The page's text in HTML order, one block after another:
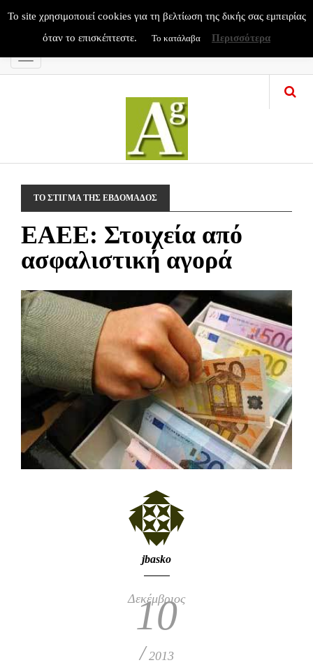
Menu
ΤΟ ΣΤΙΓΜΑ ΤΗΣ ΕΒΔΟΜΑΔΟΣ
ΕΑΕΕ: Στοιχεία από
ασφαλιστική αγορά
jbasko
Δεκέμβριος
10
/2013
To site χρησιμοποιεί cookies για τη βελτίωση της δικής σας εμπειρίας
όταν το επισκέπτεστε.
Το κατάλαβα Περισσότερα